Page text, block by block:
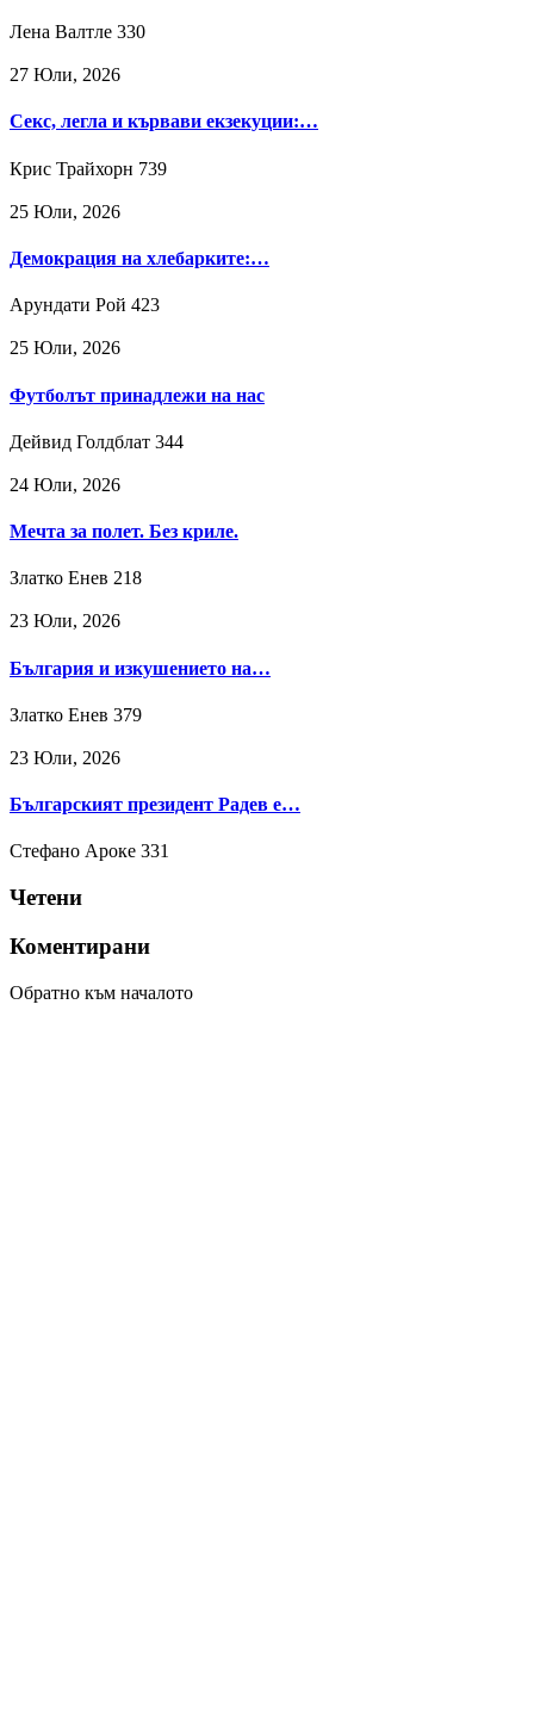
Лена Валтле 330
27 Юли, 2026
Секс, легла и кървави екзекуции:…
Крис Трайхорн 739
25 Юли, 2026
Демокрация на хлебарките:…
Арундати Рой 423
25 Юли, 2026
Футболът принадлежи на нас
Дейвид Голдблат 344
24 Юли, 2026
Мечта за полет. Без криле.
Златко Енев 218
23 Юли, 2026
България и изкушението на…
Златко Енев 379
23 Юли, 2026
Българският президент Радев е…
Стефано Ароке 331
Четени
Коментирани
Обратно към началото